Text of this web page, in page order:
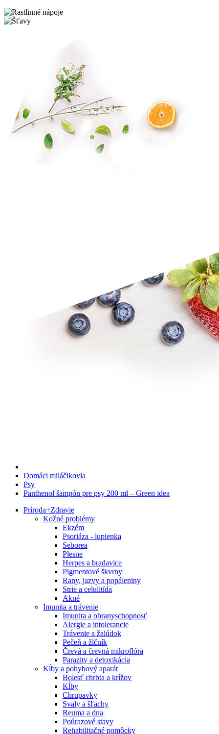
Domáci miláčikovia
Psy
Panthenol šampón pre psy 200 ml – Green idea
Príroda+Zdravie
Kožné problémy
Ekzém
Psoriáza - lupienka
Seborea
Plesne
Herpes a bradavice
Pigmentové škvrny
Rany, jazvy a popáleniny
Strie a celulitída
Akné
Imunita a trávenie
Imunita a obranyschopnosť
Alergie a intolerancie
Trávenie a žalúdok
Pečeň a žlčník
Črevá a črevná mikroflóra
Parazity a detoxikácia
Kĺby a pohybový aparát
Bolesť chrbta a krížov
Kĺby
Chrupavky
Svaly a šľachy
Reuma a dna
Poúrazové stavy
Rehabilitačné pomôcky